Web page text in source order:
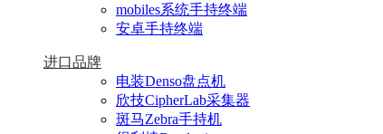
mobiles系统手持终端
安卓手持终端
进口品牌
电装Denso盘点机
欣技CipherLab采集器
斑马Zebra手持机